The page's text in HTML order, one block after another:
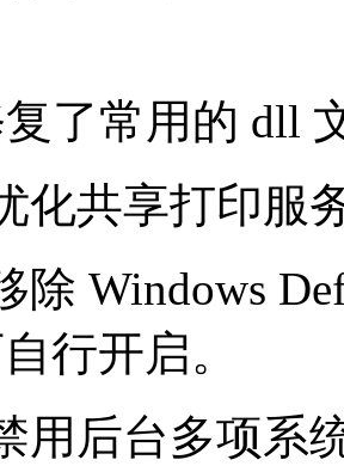
常用的 dll
共享打印服务
Windows
行开启。
后台多项系统